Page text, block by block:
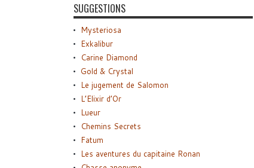
SUGGESTIONS
Mysteriosa
Exkalibur
Carine Diamond
Gold & Crystal
Le jugement de Salomon
L’Elixir d’Or
Lueur
Chemins Secrets
Fatum
Les aventures du capitaine Ronan